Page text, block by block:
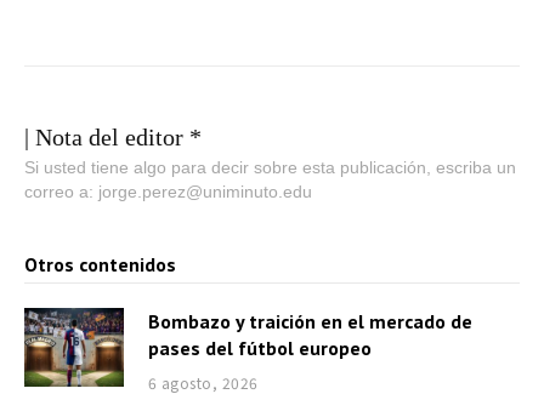
| Nota del editor *
Si usted tiene algo para decir sobre esta publicación, escriba un
correo a: jorge.perez@uniminuto.edu
Otros contenidos
Bombazo y traición en el mercado de
pases del fútbol europeo
6 agosto, 2026